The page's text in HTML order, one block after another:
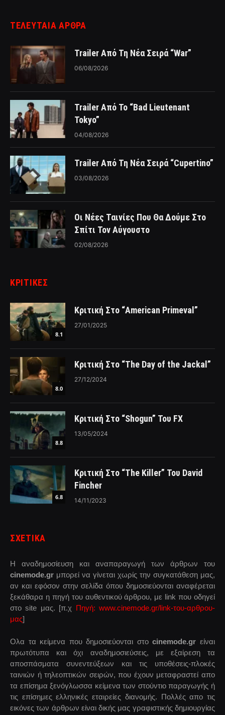
ΤΕΛΕΥΤΑΙΑ ΑΡΘΡΑ
Trailer Από Τη Νέα Σειρά “War”
06/08/2026
Trailer Από Το “Bad Lieutenant
Tokyo”
04/08/2026
Trailer Από Τη Νέα Σειρά “Cupertino”
03/08/2026
Οι Νέες Ταινίες Που Θα Δούμε Στο
Σπίτι Τον Αύγουστο
02/08/2026
ΚΡΙΤΙΚΈΣ
8.1
Κριτική Στο “American Primeval”
27/01/2025
8.0
Κριτική Στο “The Day of the Jackal”
27/12/2024
8.8
Κριτική Στο “Shogun” Του FX
13/05/2024
6.8
Κριτική Στο “The Killer” Του David
Fincher
14/11/2023
ΣΧΕΤΙΚΑ
Η αναδημοσίευση και αναπαραγωγή των άρθρων του
cinemode.gr μπορεί να γίνεται χωρίς την συγκατάθεση μας,
αν και εφόσον στην σελίδα όπου δημοσιεύονται αναφέρεται
ξεκάθαρα η πηγή του αυθεντικού άρθρου, με link που οδηγεί
στο site μας. [π.χ Πηγή: www.cinemode.gr/link-του-αρθρου-
μας]
Ολα τα κείμενα που δημοσιεύονται στοcinemode.gr είναι
πρωτότυπα και όχι αναδημοσιεύσεις, με εξαίρεση τα
αποσπάσματα συνεντεύξεων και τις υποθέσεις-πλοκές
ταινιών ή τηλεοπτικών σειρών, που έχουν μεταφραστεί απο
τα επίσημα ξενόγλωσσα κείμενα των στούντιο παραγωγής ή
τις επίσημες ελληνικές εταιρείες διανομής. Πολλές απο τις
εικόνες των άρθρων είναι δικής μας γραφιστικής δημιουργίας